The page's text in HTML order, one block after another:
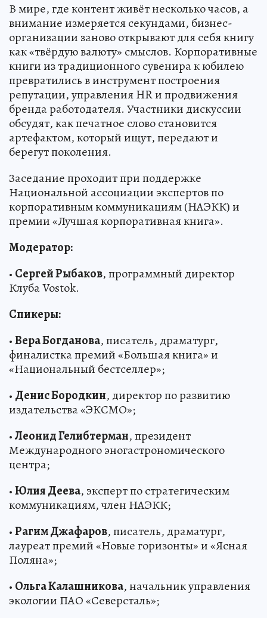
В мире, где контент живёт несколько часов, а
внимание измеряется секундами, бизнес-
организации заново открывают для себя книгу
как «твёрдую валюту» смыслов. Корпоративные
книги из традиционного сувенира к юбилею
превратились в инструмент построения
репутации, управления HR и продвижения
бренда работодателя. Участники дискуссии
обсудят, как печатное слово становится
артефактом, который ищут, передают и
берегут поколения.
Заседание проходит при поддержке
Национальной ассоциации экспертов по
корпоративным коммуникациям (НАЭКК) и
премии «Лучшая корпоративная книга».
Модератор:
• Сергей Рыбаков, программный директор
Клуба Vostok.
Спикеры:
•Вера Богданова, писатель, драматург,
финалистка премий «Большая книга» и
«Национальный бестселлер»;
• Денис Бородкин, директор по развитию
издательства «ЭКСМО»;
•Леонид Гелибтерман, президент
Международного эногастрономического
центра;
•Юлия Деева, эксперт по стратегическим
коммуникациям, член НАЭКК;
•Рагим Джафаров, писатель, драматург,
лауреат премий «Новые горизонты» и «Ясная
Поляна»;
• Ольга Калашникова, начальник управления
экологии ПАО «Северсталь»;